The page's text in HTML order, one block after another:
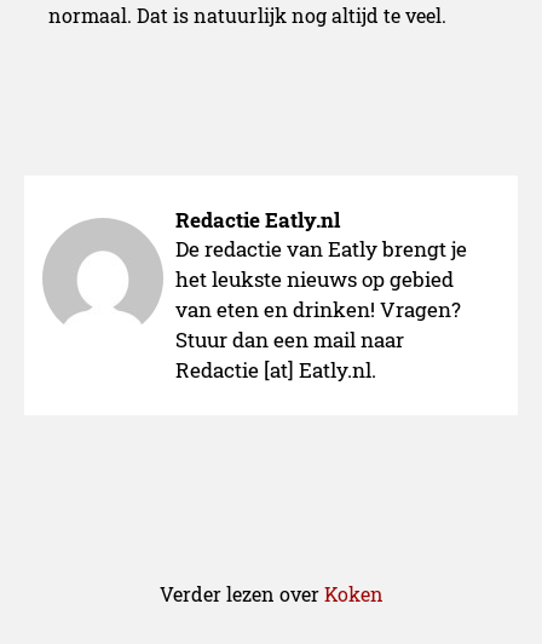
normaal. Dat is natuurlijk nog altijd te veel.
Redactie Eatly.nl
De redactie van Eatly brengt je
het leukste nieuws op gebied
van eten en drinken! Vragen?
Stuur dan een mail naar
Redactie [at] Eatly.nl.
Verder lezen overKoken